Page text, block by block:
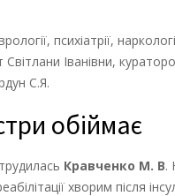
психіатрії,
Іванівни,
С.Я.
обіймає
Кравченко М. В.
хворим після